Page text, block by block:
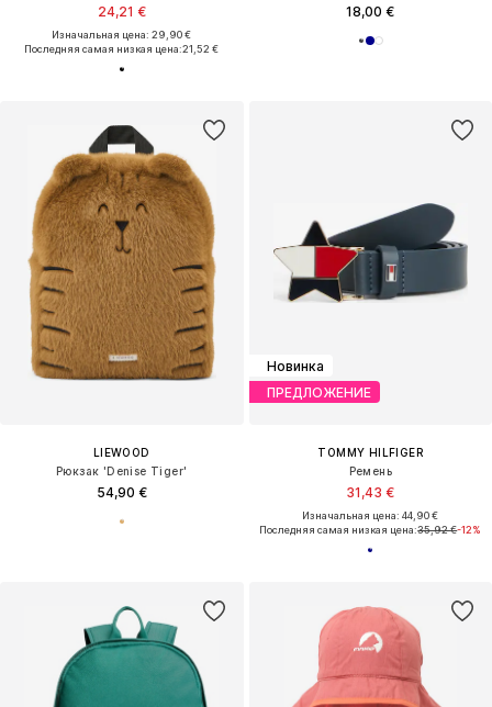
24,21 €
Изначальная цена: 29,90 €
Последняя самая низкая цена:21,52 €
18,00 €
LIEWOOD
Рюкзак 'Denise Tiger'
54,90 €
Новинка
ПРЕДЛОЖЕНИЕ
TOMMY HILFIGER
Ремень
31,43 €
Изначальная цена: 44,90 €
Последняя самая низкая цена:35,92 €-12%